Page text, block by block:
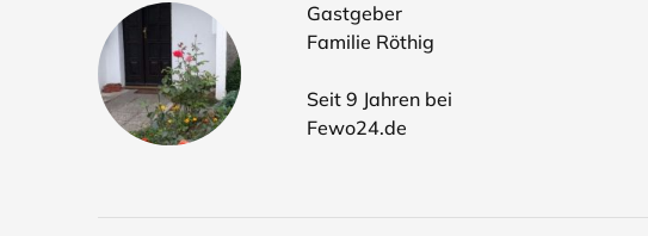
Gastgeber
Familie Röthig
Seit 9 Jahren bei
Fewo24.de